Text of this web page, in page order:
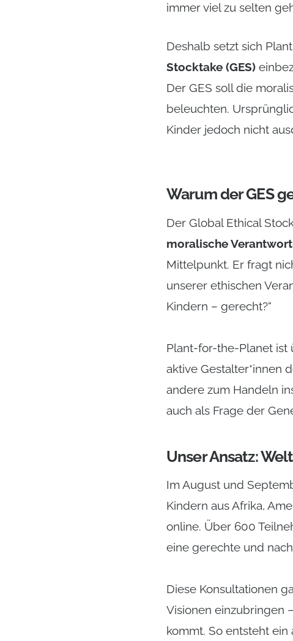
immer viel zu selten
Deshalb setzt sich
Stocktake (GES)
Der GES soll die
beleuchten.
Kinder jedoch nicht
Warum der GES
Der Global Ethical
moralische
Mittelpunkt. Er fragt
unserer ethischen
Kindern – gerecht?“
Plant-for-the-Planet ist
aktive Gestalter*innen
andere zum Handeln
auch als Frage der
Unser Ansatz:
Im August und
Kindern aus Afrika,
online. Über 600
eine gerechte und
Diese Konsultationen
Visionen einzubringen
kommt. So entsteht